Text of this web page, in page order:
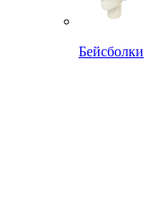
Бейсболки